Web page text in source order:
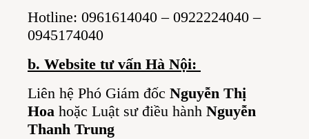
Hotline: 0961614040 – 0922224040 –
0945174040
b. Website tư vấn Hà Nội:
Liên hệ Phó Giám đốc Nguyễn Thị
Hoa hoặc Luật sư điều hành Nguyễn
Thanh Trung